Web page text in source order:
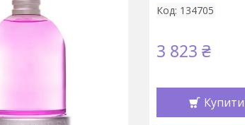
Код: 134705
3 823 ₴
Купити